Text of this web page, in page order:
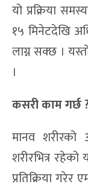
यो प्रक्रिया
१५ मिनेटदेखि
लाग्न सक्छ ।
।
कसरी काम गर्छ
मानव
शरीरभित्र रहेको
प्रतिक्रिया